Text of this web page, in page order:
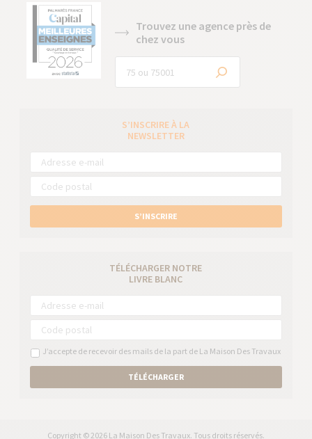
Trouvez une agence près de
chez vous
S’INSCRIRE À LA
NEWSLETTER
S’INSCRIRE
TÉLÉCHARGER NOTRE
LIVRE BLANC
J’accepte de recevoir des mails de la part de La Maison Des Travaux
TÉLÉCHARGER
Copyright © 2026 La Maison Des Travaux. Tous droits réservés.